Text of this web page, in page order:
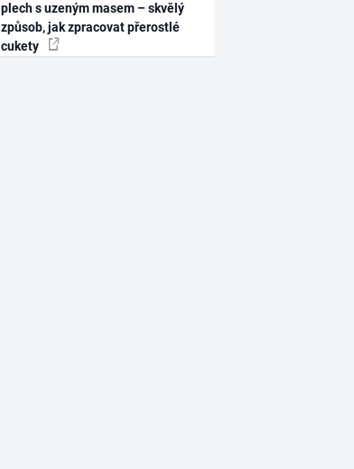
plech s uzeným masem – skvělý
způsob, jak zpracovat přerostlé
cukety